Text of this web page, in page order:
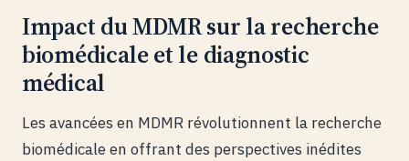
Impact du MDMR sur la recherche
biomédicale et le diagnostic
médical
Les avancées en MDMR révolutionnent la recherche
biomédicale en offrant des perspectives inédites